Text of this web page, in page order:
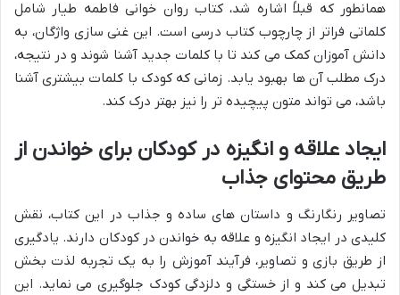
همانطور که قبلاً اشاره شد، کتاب روان خوانی فاطمه طیار شامل
کلماتی فراتر از چارچوب کتاب درسی است. این غنی سازی واژگان، به
دانش آموزان کمک می کند تا با کلمات جدید آشنا شوند و در نتیجه،
درک مطلب آن ها بهبود یابد. زمانی که کودک با کلمات بیشتری آشنا
باشد، می تواند متون پیچیده تر را نیز بهتر درک کند.
ایجاد علاقه و انگیزه در کودکان برای خواندن از
طریق محتوای جذاب
تصاویر رنگارنگ و داستان های ساده و جذاب در این کتاب، نقش
کلیدی در ایجاد انگیزه و علاقه به خواندن در کودکان دارند. یادگیری
از طریق بازی و تصاویر، فرآیند آموزش را به یک تجربه لذت بخش
تبدیل می کند و از خستگی و دلزدگی کودک جلوگیری می نماید. این